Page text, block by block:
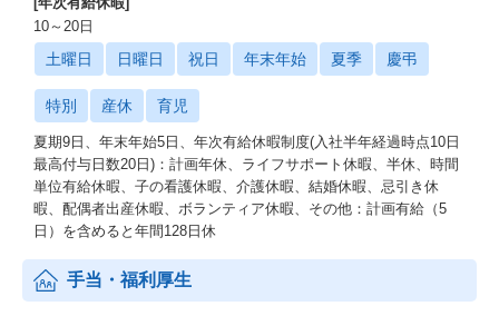
10～20日
土曜日 日曜日 祝日 年末年始 夏季 慶弔
特別 産休 育児
夏期9日、年末年始5日、年次有給休暇制度(入社半年経過時点10日
最高付与日数20日)：計画年休、ライフサポート休暇、半休、時間
単位有給休暇、子の看護休暇、介護休暇、結婚休暇、忌引き休
暇、配偶者出産休暇、ボランティア休暇、その他：計画有給（5
日）を含めると年間128日休
手当・福利厚生